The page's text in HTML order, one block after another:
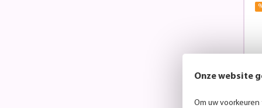
Onze website
Om uw